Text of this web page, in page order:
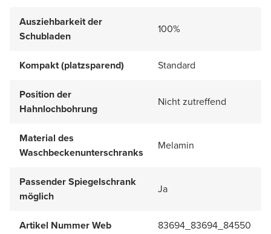
Ausziehbarkeit der
Schubladen
100%
Kompakt (platzsparend) Standard
Position der
Hahnlochbohrung
Nicht zutreffend
Material des
Waschbeckenunterschranks
Melamin
Passender Spiegelschrank
möglich
Ja
Artikel Nummer Web
83694_83694_84550